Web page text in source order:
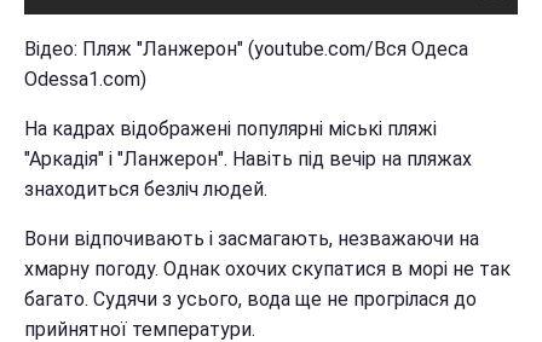
Відео: Пляж "Ланжерон" (youtube.com/Вся Одеса
Odessa1.com)
На кадрах відображені популярні міські пляжі
"Аркадія" і "Ланжерон". Навіть під вечір на пляжах
знаходиться безліч людей.
Вони відпочивають і засмагають, незважаючи на
хмарну погоду. Однак охочих скупатися в морі не так
багато. Судячи з усього, вода ще не прогрілася до
прийнятної температури.